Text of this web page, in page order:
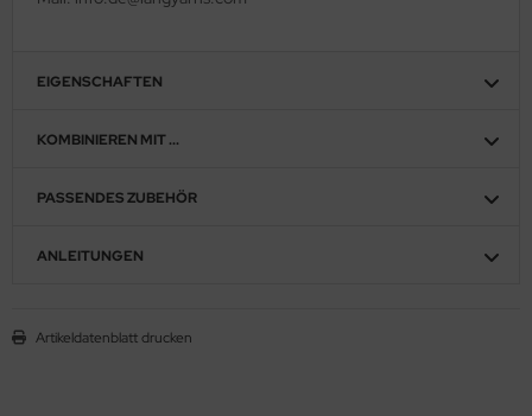
EIGENSCHAFTEN
KOMBINIEREN MIT ...
PASSENDES ZUBEHÖR
ANLEITUNGEN
Artikeldatenblatt drucken